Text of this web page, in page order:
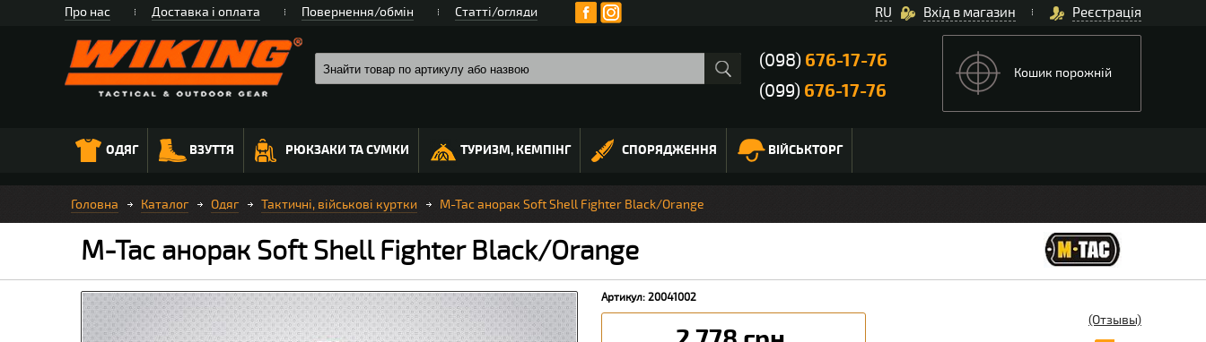
Про нас Доставка і оплата Повернення/обмін Статті/огляди Вхід в магазин Реєстрація
RU
(098) 676-17-76
(099) 676-17-76
Кошик порожній
ОДЯГ ВЗУТТЯ РЮКЗАКИ ТА СУМКИ ТУРИЗМ, КЕМПІНГ СПОРЯДЖЕННЯ ВІЙСЬКТОРГ
Головна Каталог Одяг Тактичні, військові куртки M-Tac анорак Soft Shell Fighter Black/Orange
M-Tac анорак Soft Shell Fighter Black/Orange
Артикул: 20041002
(Отзывы)